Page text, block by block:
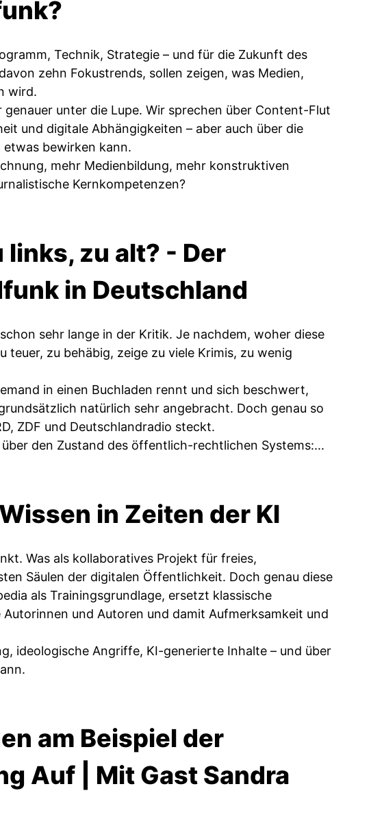
Technik, Strategie – und für die Zukunft des
zehn Fokustrends, sollen zeigen, was Medien,
wird.
unter die Lupe. Wir sprechen über Content-Flut
und digitale Abhängigkeiten – aber auch über die
bewirken kann.
mehr Medienbildung, mehr konstruktiven
Kernkompetenzen?
zu alt? - Der
in Deutschland
sehr lange in der Kritik. Je nachdem, woher diese
zu behäbig, zeige zu viele Krimis, zu wenig
in einen Buchladen rennt und sich beschwert,
natürlich sehr angebracht. Doch genau so
ZDF und Deutschlandradio steckt.
den Zustand des öffentlich-rechtlichen Systems:...
in Zeiten der KI
Was als kollaboratives Projekt für freies,
Säulen der digitalen Öffentlichkeit. Doch genau diese
als Trainingsgrundlage, ersetzt klassische
und Autoren und damit Aufmerksamkeit und
ideologische Angriffe, KI-generierte Inhalte – und über
am Beispiel der
Auf | Mit Gast Sandra